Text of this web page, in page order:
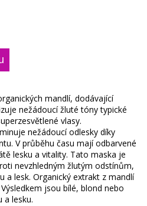
mandlí, dodávající
nežádoucí žluté tóny typické
vlasy.
nežádoucí odlesky díky
V průběhu času mají odbarvené
lesku a vitality. Tato maska je
nevzhledným žlutým odstínům,
a lesk. Organický extrakt z mandlí
jsou bílé, blond nebo
a lesku.